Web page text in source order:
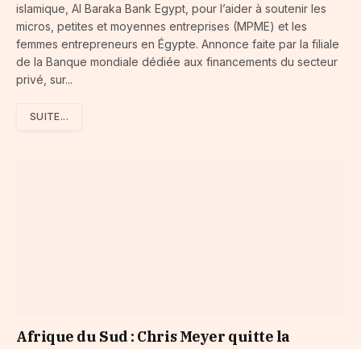
islamique, Al Baraka Bank Egypt, pour l’aider à soutenir les
micros, petites et moyennes entreprises (MPME) et les
femmes entrepreneurs en Égypte. Annonce faite par la filiale
de la Banque mondiale dédiée aux financements du secteur
privé, sur...
SUITE...
Afrique du Sud : Chris Meyer quitte la